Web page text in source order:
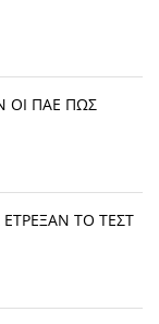
ΟΙ ΠΑΕ ΠΩΣ
ΤΟ ΤΕΣΤ